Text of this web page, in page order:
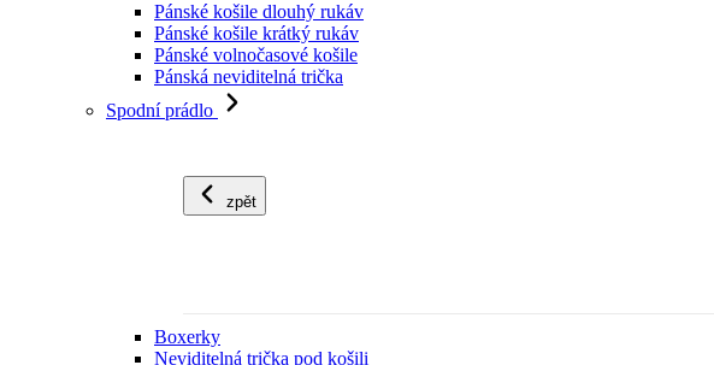
Pánské košile dlouhý rukáv
Pánské košile krátký rukáv
Pánské volnočasové košile
Pánská neviditelná trička
Spodní prádlo
zpět
Boxerky
Neviditelná trička pod košili